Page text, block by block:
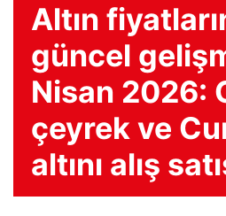
Altın
güncel
Nisan 2026:
çeyrek ve
altını alış